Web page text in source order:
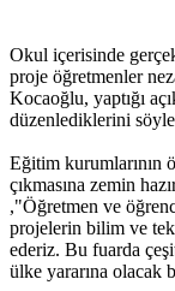
Okul içerisinde
proje öğretmenler
Kocaoğlu, yaptığı
düzenlediklerini
Eğitim kurumlarının
çıkmasına zemin
,"Öğretmen ve
projelerin bilim ve
ederiz. Bu fuarda
ülke yararına olacak